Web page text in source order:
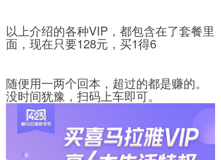
以上介绍的各种VIP，都包含在了套餐里
面，现在只要128元，买1得6
随便用一两个回本，超过的都是赚的。
没时间犹豫，扫码上车即可。